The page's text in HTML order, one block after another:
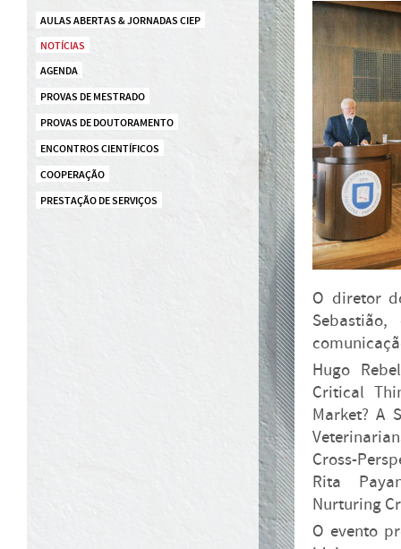
AULAS ABERTAS & JORNADAS CIEP
NOTÍCIAS
AGENDA
PROVAS DE MESTRADO
PROVAS DE DOUTORAMENTO
ENCONTROS CIENTÍFICOS
COOPERAÇÃO
PRESTAÇÃO DE SERVIÇOS
O diretor
Hugo
Critical
Market? A
Cross-
Rita
Nurturing
O evento